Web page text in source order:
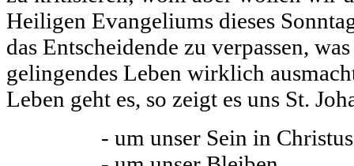
Heiligen Evangeliums dieses
das Entscheidende zu verpassen,
gelingendes Leben wirklich
Leben geht es, so zeigt es uns St.
- um unser Sein in Christus